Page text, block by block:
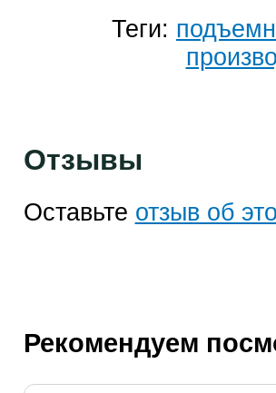
Теги:
Отзывы
Оставьте отзыв об
Рекомендуем